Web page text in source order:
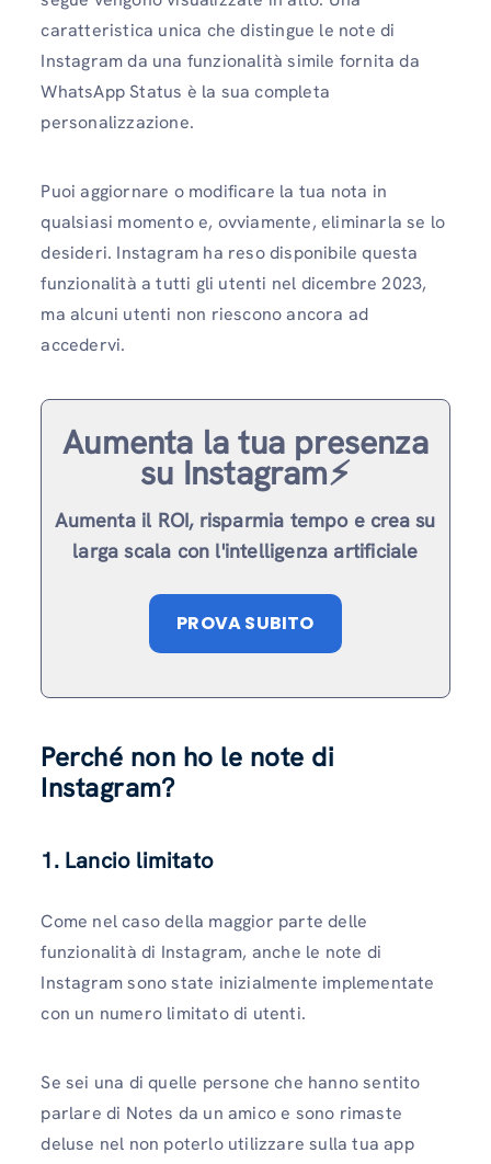
caratteristica unica che distingue le note di
Instagram da una funzionalità simile fornita da
WhatsApp Status è la sua completa
personalizzazione.
Puoi aggiornare o modificare la tua nota in
qualsiasi momento e, ovviamente, eliminarla se lo
desideri. Instagram ha reso disponibile questa
funzionalità a tutti gli utenti nel dicembre 2023,
ma alcuni utenti non riescono ancora ad
accedervi.
Aumenta la tua presenza
su Instagram⚡️
Aumenta il ROI, risparmia tempo e crea su
larga scala con l'intelligenza artificiale
PROVA SUBITO
Perché non ho le note di
Instagram?
1. Lancio limitato
Come nel caso della maggior parte delle
funzionalità di Instagram, anche le note di
Instagram sono state inizialmente implementate
con un numero limitato di utenti.
Se sei una di quelle persone che hanno sentito
parlare di Notes da un amico e sono rimaste
deluse nel non poterlo utilizzare sulla tua app